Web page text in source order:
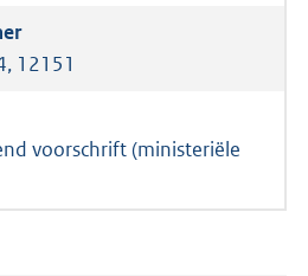
12151
voorschrift (ministeriële